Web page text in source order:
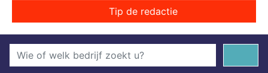
Tip de redactie